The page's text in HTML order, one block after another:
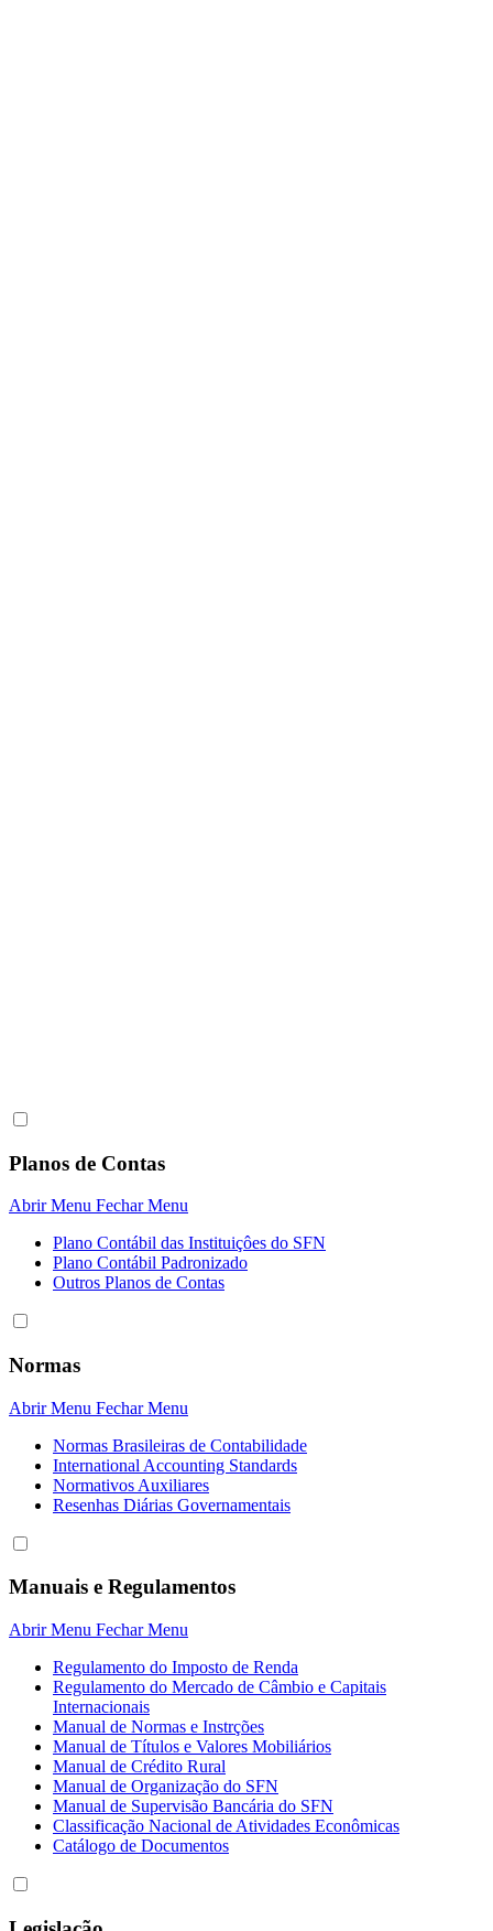
Planos de Contas
Abrir Menu Fechar Menu
Plano Contábil das Instituiçôes do SFN
Plano Contábil Padronizado
Outros Planos de Contas
Normas
Abrir Menu Fechar Menu
Normas Brasileiras de Contabilidade
International Accounting Standards
Normativos Auxiliares
Resenhas Diárias Governamentais
Manuais e Regulamentos
Abrir Menu Fechar Menu
Regulamento do Imposto de Renda
Regulamento do Mercado de Câmbio e Capitais
Internacionais
Manual de Normas e Instrções
Manual de Títulos e Valores Mobiliários
Manual de Crédito Rural
Manual de Organização do SFN
Manual de Supervisão Bancária do SFN
Classificação Nacional de Atividades Econômicas
Catálogo de Documentos